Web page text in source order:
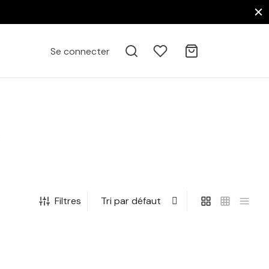
Se connecter
Filtres